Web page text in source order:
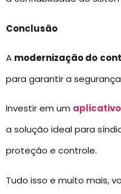
Conclusão
A modernização do
para garantir a
Investir em um
a solução ideal para
proteção e controle.
Tudo isso e muito mais,